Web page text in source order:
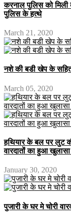
करनाल पुलिस को मिली
पुलिस के हत्थे
March 21, 2020
नशे की बडी खेप के
March 05, 2020
हथियार के बल पर लुट
वारदातों का हुआ खुलासा
January 30, 2020
पुजारी के घर मे चोरी